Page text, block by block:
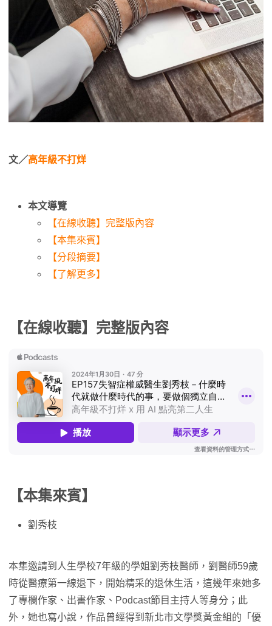
文／高年級不打烊
本文導覽
【在線收聽】完整版內容
【本集來賓】
【分段摘要】
【了解更多】
【在線收聽】完整版內容
【本集來賓】
劉秀枝
本集邀請到人生學校7年級的學姐劉秀枝醫師，劉醫師59歲
時從醫療第一線退下，開始精采的退休生活，這幾年來她多
了專欄作家、出書作家、Podcast節目主持人等身分；此
外，她也寫小說，作品曾經得到新北市文學獎黃金組的「優